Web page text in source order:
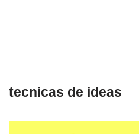
tecnicas de ideas